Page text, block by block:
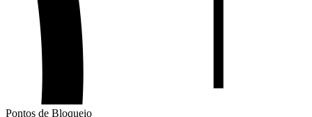
Pontos de Bloqueio